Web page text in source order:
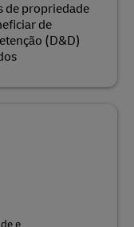
de propriedade
de
(D&D)
e